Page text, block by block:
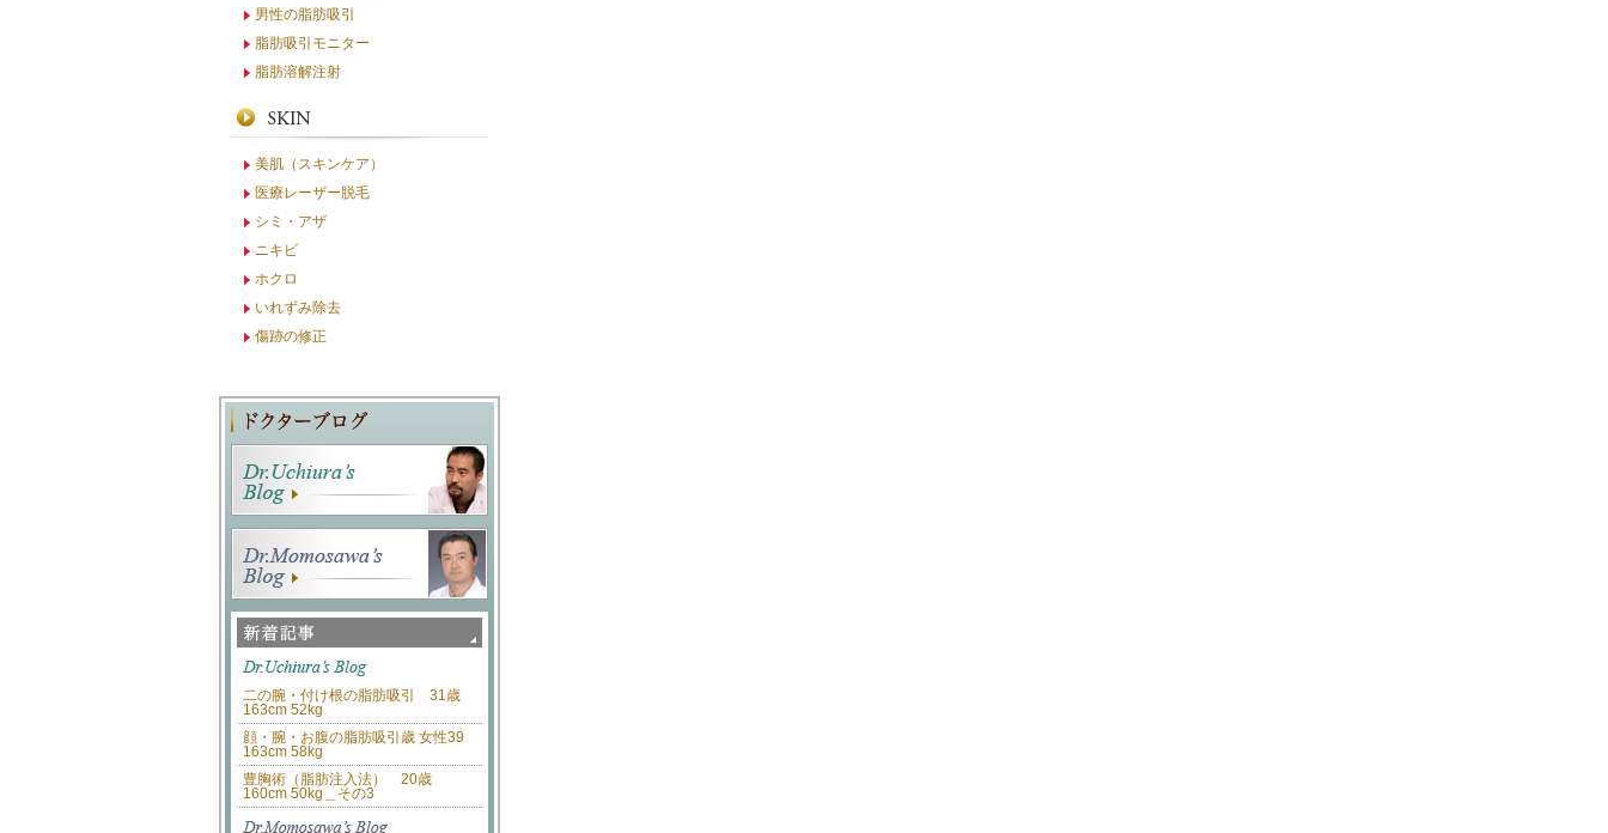
男性の脂肪吸引
脂肪吸引モニター
脂肪溶解注射
美肌（スキンケア）
医療レーザー脱毛
シミ・アザ
ニキビ
ホクロ
いれずみ除去
傷跡の修正
二の腕・付け根の脂肪吸引 31歳
163cm 52kg
顔・腕・お腹の脂肪吸引歳 女性39
163cm 58kg
豊胸術（脂肪注入法） 20歳
160cm 50kg＿その3